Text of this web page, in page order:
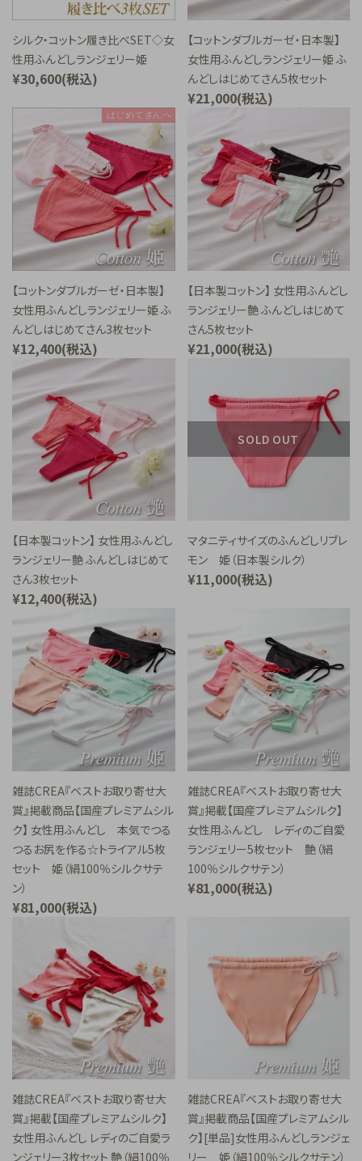
シルク・コットン履き比べSET◇女
性用ふんどしランジェリー姫
¥30,600(税込)
【コットンダブルガーゼ・日本製】
女性用ふんどしランジェリー姫 ふ
んどしはじめてさん5枚セット
¥21,000(税込)
【コットンダブルガーゼ・日本製】
女性用ふんどしランジェリー姫 ふ
んどしはじめてさん3枚セット
¥12,400(税込)
【日本製コットン】 女性用ふんどし
ランジェリー艶 ふんどしはじめて
さん5枚セット
¥21,000(税込)
【日本製コットン】 女性用ふんどし
ランジェリー艶 ふんどしはじめて
さん3枚セット
¥12,400(税込)
SOLD OUT
マタニティサイズのふんどしリブレ
モン 姫（日本製シルク）
¥11,000(税込)
雑誌CREA『ベストお取り寄せ大
賞』掲載商品【国産プレミアムシル
ク】 女性用ふんどし 本気でつる
つるお尻を作る☆トライアル5枚
セット 姫（絹100％シルクサテ
ン）
¥81,000(税込)
雑誌CREA『ベストお取り寄せ大
賞』掲載【国産プレミアムシルク】
女性用ふんどし レディのご自愛
ランジェリー5枚セット 艶（絹
100％シルクサテン）
¥81,000(税込)
雑誌CREA『ベストお取り寄せ大
賞』掲載【国産プレミアムシルク】
女性用ふんどし レディのご自愛ラ
ンジェリー3枚セット 艶（絹100％
雑誌CREA『ベストお取り寄せ大
賞』掲載商品【国産プレミアムシル
ク】[単品]女性用ふんどしランジェ
リー 姫（絹100％シルクサテン）